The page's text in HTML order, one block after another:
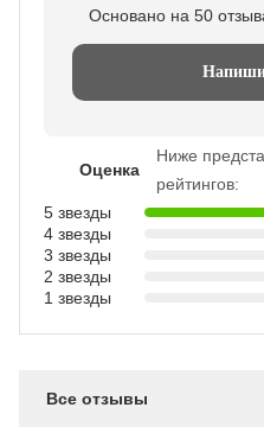
Основано на 50
Оценка
Ниже
рейтингов:
5 звезды
4 звезды
3 звезды
2 звезды
1 звезды
Все отзывы